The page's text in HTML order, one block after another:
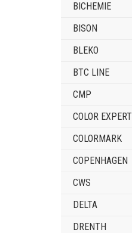
BICHEMIE
BISON
BLEKO
BTC LINE
CMP
COLOR EXPERT
COLORMARK
COPENHAGEN
CWS
DELTA
DRENTH